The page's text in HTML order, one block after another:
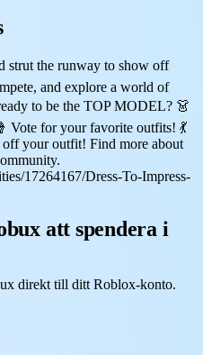
strut the runway to show off
and explore a world of
to be the TOP MODEL? 👗
for your favorite outfits! 💃
your outfit! Find more about
17264167/Dress-To-Impress-
att spendera i
direkt till ditt Roblox-konto.